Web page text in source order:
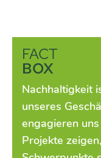
FACT
BOX
Nachhaltigkeit
unseres
engagieren
Projekte